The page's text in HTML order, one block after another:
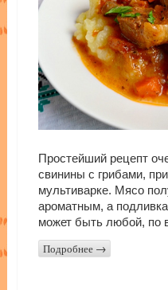
Простейший рецепт
свинины с грибами,
мультиварке. Мясо
ароматным, а
может быть любой, по
Подробнее →